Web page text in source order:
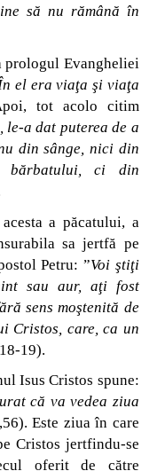
să nu rămână în
prologul Evangheliei
el era viaţa şi viaţa
tot acolo citim
a dat puterea de a
din sânge, nici din
bărbatului, ci din
a păcatului, a
sa jertfă pe
Petru: ”Voi ştiţi
sau aur, aţi fost
sens moştenită de
Cristos, care, ca un
19).
Isus Cristos spune:
că va vedea ziua
Este ziua în care
Cristos jertfindu-se
oferit de către